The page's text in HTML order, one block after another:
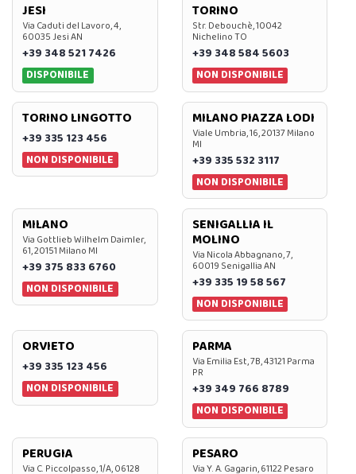
JESI
Via Caduti del Lavoro, 4,
60035 Jesi AN
+39 348 521 7426
DISPONIBILE
TORINO
Str. Debouchè, 10042
Nichelino TO
+39 348 584 5603
NON DISPONIBILE
TORINO LINGOTTO
+39 335 123 456
NON DISPONIBILE
MILANO PIAZZA LODI
Viale Umbria, 16, 20137 Milano
MI
+39 335 532 3117
NON DISPONIBILE
MILANO
Via Gottlieb Wilhelm Daimler,
61, 20151 Milano MI
+39 375 833 6760
NON DISPONIBILE
SENIGALLIA IL
MOLINO
Via Nicola Abbagnano, 7,
60019 Senigallia AN
+39 335 19 58 567
NON DISPONIBILE
ORVIETO
+39 335 123 456
NON DISPONIBILE
PARMA
Via Emilia Est, 7B, 43121 Parma
PR
+39 349 766 8789
NON DISPONIBILE
PERUGIA
Via C. Piccolpasso, 1/A, 06128
PESARO
Via Y. A. Gagarin, 61122 Pesaro